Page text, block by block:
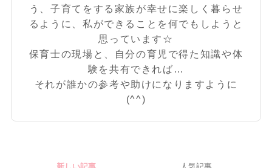
う、子育てをする家族が幸せに楽しく暮らせ
るように、私ができることを何でもしようと
思っています☆
保育士の現場と、自分の育児で得た知識や体
験を共有できれば…
それが誰かの参考や助けになりますように
(^^)
新しい記事 人気記事